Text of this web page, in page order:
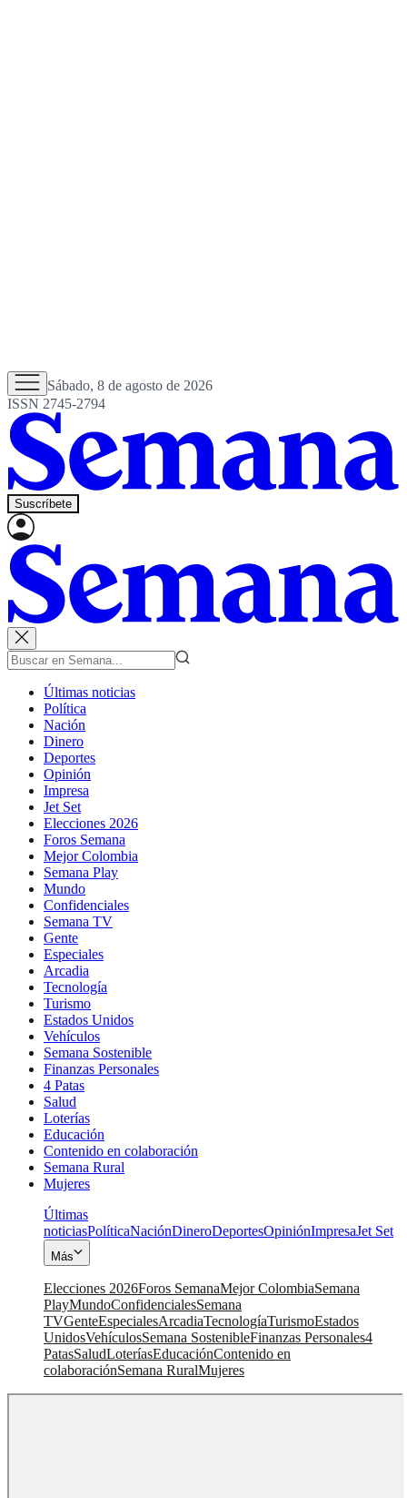
Sábado, 8 de agosto de 2026
ISSN 2745-2794
Suscríbete
Últimas noticias
Política
Nación
Dinero
Deportes
Opinión
Impresa
Jet Set
Elecciones 2026
Foros Semana
Mejor Colombia
Semana Play
Mundo
Confidenciales
Semana TV
Gente
Especiales
Arcadia
Tecnología
Turismo
Estados Unidos
Vehículos
Semana Sostenible
Finanzas Personales
4 Patas
Salud
Loterías
Educación
Contenido en colaboración
Semana Rural
Mujeres
Últimas
noticiasPolíticaNaciónDineroDeportesOpiniónImpresaJet Set
Más
Elecciones 2026Foros SemanaMejor ColombiaSemana
PlayMundoConfidencialesSemana
TVGenteEspecialesArcadiaTecnologíaTurismoEstados
UnidosVehículosSemana SostenibleFinanzas Personales4
PatasSaludLoteríasEducaciónContenido en
colaboraciónSemana RuralMujeres